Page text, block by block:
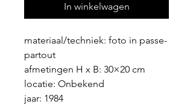
In winkelwagen
materiaal/techniek: foto in passe-
partout
afmetingen H x B: 30×20 cm
locatie: Onbekend
jaar: 1984